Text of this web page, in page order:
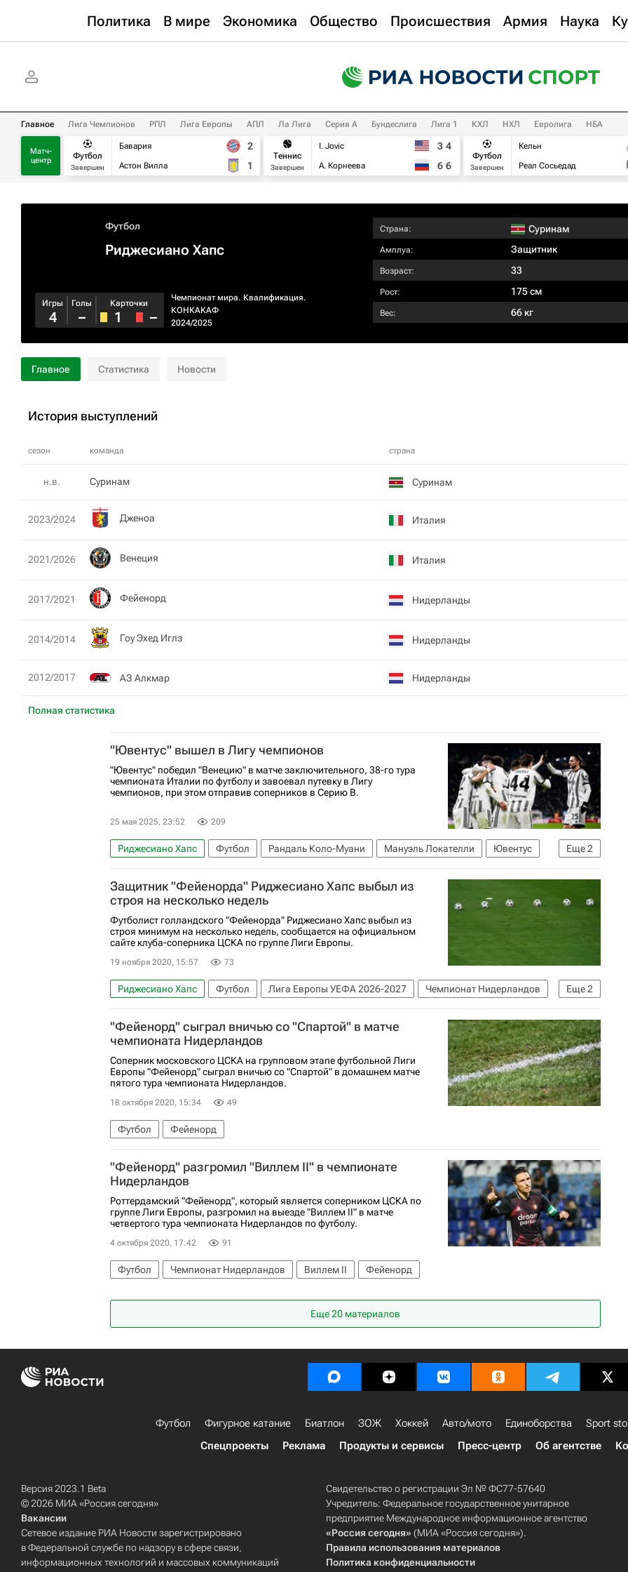
Политика В мире Экономика Общество Происшествия Армия Наука
Главное Лига Чемпионов РПЛ Лига Европы АПЛ Ла Лига Серия А Бундеслига Лига 1 КХЛ НХЛ Евролига НБА
Матч-
центр
Футбол
Завершен
Бавария
Астон Вилла
2
1
Теннис
Завершен
I. Jovic
А. Корнеева
3 4
6 6
Футбол
Завершен
Кельн
Реал Сосьедад
Футбол
Риджесиано Хапс
Чемпионат мира. Квалификация.
КОНКАКАФ
2024/2025
Игры
4
Голы
–
Карточки
1 –
Страна: Суринам
Амплуа: Защитник
Возраст: 33
Рост: 175 см
Вес: 66 кг
Главное Статистика Новости
История выступлений
сезон команда страна
Полная статистика
н.в. Суринам Суринам
2023/2024 Дженоа Италия
2021/2026 Венеция Италия
2017/2021 Фейенорд Нидерланды
2014/2014 Гоу Эхед Иглз Нидерланды
2012/2017 АЗ Алкмар Нидерланды
"Ювентус" вышел в Лигу чемпионов
"Ювентус" победил "Венецию" в матче заключительного, 38-го тура
чемпионата Италии по футболу и завоевал путевку в Лигу
чемпионов, при этом отправив соперников в Серию В.
25 мая 2025, 23:52 209
Еще2
Риджесиано Хапс Футбол Рандаль Коло-Муани Мануэль Локателли
Ювентус
Венеция
Аталанта
Защитник "Фейенорда" Риджесиано Хапс выбыл из
строя на несколько недель
Футболист голландского "Фейенорда" Риджесиано Хапс выбыл из
строя минимум на несколько недель, сообщается на официальном
сайте клуба-соперника ЦСКА по группе Лиги Европы.
19 ноября 2020, 15:57 73
Еще2
Риджесиано Хапс Футбол Лига Европы УЕФА 2026-2027
Чемпионат Нидерландов
Фейенорд
ПФК ЦСКА
"Фейенорд" сыграл вничью со "Спартой" в матче
чемпионата Нидерландов
Соперник московского ЦСКА на групповом этапе футбольной Лиги
Европы "Фейенорд" сыграл вничью со "Спартой" в домашнем матче
пятого тура чемпионата Нидерландов.
18 октября 2020, 15:34 49
Футбол Фейенорд
"Фейенорд" разгромил "Виллем II" в чемпионате
Нидерландов
Роттердамский "Фейенорд", который является соперником ЦСКА по
группе Лиги Европы, разгромил на выезде "Виллем II" в матче
четвертого тура чемпионата Нидерландов по футболу.
4 октября 2020, 17:42 91
Футбол Чемпионат Нидерландов Виллем II Фейенорд
Еще 20 материалов
Футбол Фигурное катание Биатлон ЗОЖ Хоккей Авто/мото Единоборства
Sport
Спецпроекты
Реклама Продукты и сервисы Пресс-центр Об агентстве
Версия 2023.1 Beta
© 2026 МИА «Россия сегодня»
Вакансии
Сетевое издание РИА Новости зарегистрировано
в Федеральной службе по надзору в сфере связи,
информационных технологий и массовых коммуникаций
Свидетельство о регистрации Эл № ФС77-57640
Учредитель: Федеральное государственное унитарное
предприятие Международное информационное агентство
«Россия сегодня» (МИА «Россия сегодня»).
Правила использования материалов
Политика конфиденциальности